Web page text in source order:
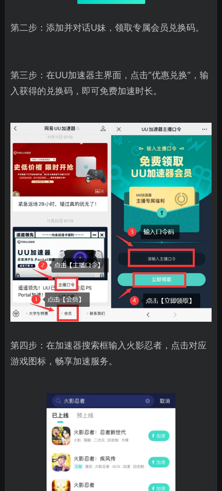
第二步：添加并对话U妹，领取专属会员兑换码。
第三步：在UU加速器主界面，点击“优惠兑换”，输
入获得的兑换码，即可免费加速时长。
第四步：在加速器搜索框输入火影忍者，点击对应
游戏图标，畅享加速服务。